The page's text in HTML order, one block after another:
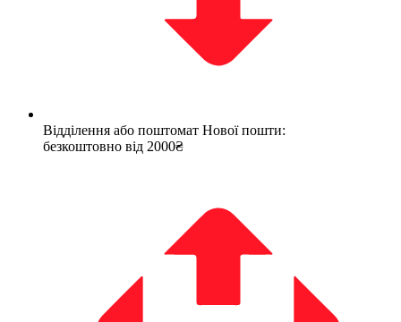
Відділення або поштомат Нової пошти:
безкоштовно від 2000₴